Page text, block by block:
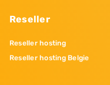
Reseller
Reseller hosting
Reseller hosting Belgie